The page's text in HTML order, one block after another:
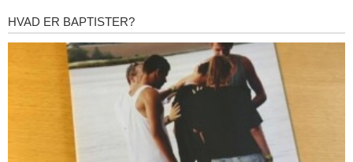
Hvad
er
HVAD ER BAPTISTER?